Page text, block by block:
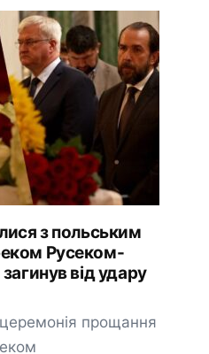
з польським
Русеком-
від удару
прощання